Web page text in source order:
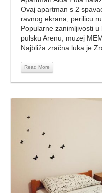
Ovaj apartman s 2
ravnog ekrana, perilicu
Popularne zanimljivosti
pulsku Arenu, muzej
Najbliža zračna luka je
Read More